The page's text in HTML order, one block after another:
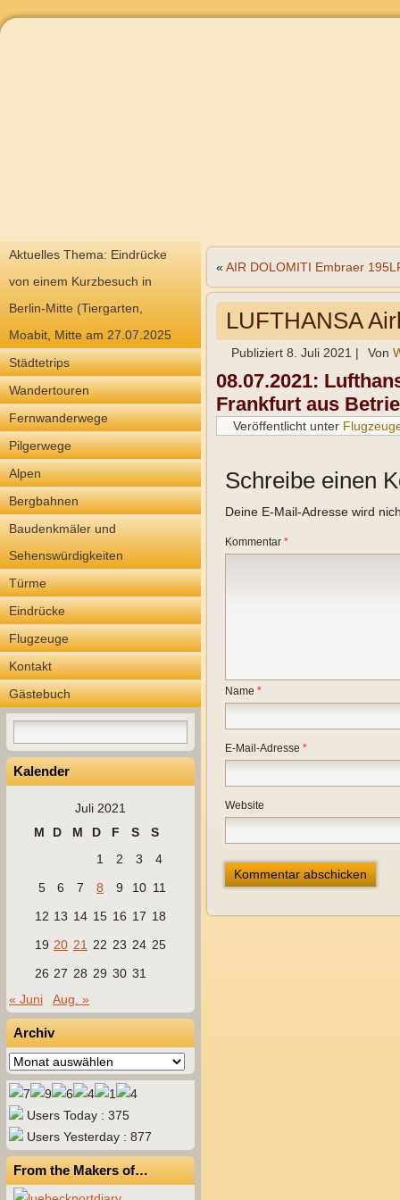
Aktuelles Thema: Eindrücke
von einem Kurzbesuch in
Berlin-Mitte (Tiergarten,
Moabit, Mitte am 27.07.2025
Städtetrips
Wandertouren
Fernwanderwege
Pilgerwege
Alpen
Bergbahnen
Baudenkmäler und
Sehenswürdigkeiten
Türme
Eindrücke
Flugzeuge
Kontakt
Gästebuch
Kalender
Juli 2021
M
D M D F S
S
1
2 3
4
5
6 7 8 9 10 11
12 13 14 15 16 17 18
19 20 21 22 23 24 25
26 27 28 29 30 31
« Juni
Aug. »
Archiv
Archiv
Users Today : 375
Users Yesterday : 877
From the Makers of…
« AIR DOLOMITI Embraer
LUFTHANSA
Publiziert 8. Juli 2021 | Von
08.07.2021:
Frankfurt aus
Veröffentlicht unter
Schreibe einen
Deine E-Mail-Adresse wird
Kommentar *
Name *
E-Mail-Adresse *
Website